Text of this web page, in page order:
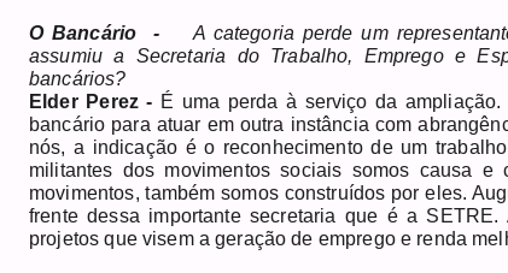
O Bancário -
A categoria perde um
assumiu a Secretaria do Trabalho, Emprego e
bancários?
Elder Perez - É uma perda à serviço da
bancário para atuar em outra instância com
nós, a indicação é o reconhecimento de um
militantes dos movimentos sociais somos causa
movimentos, também somos construídos por eles.
frente dessa importante secretaria que é a
projetos que visem a geração de emprego e renda